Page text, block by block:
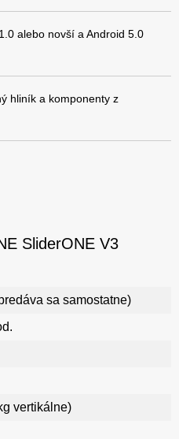
alebo novší a Android 5.0
hliník a komponenty z
SliderONE V3
sa samostatne)
vertikálne)